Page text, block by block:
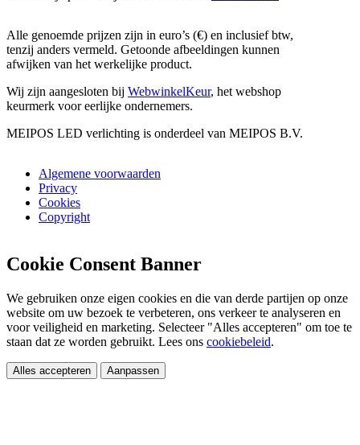
Alle genoemde prijzen zijn in euro’s (€) en inclusief btw,
tenzij anders vermeld. Getoonde afbeeldingen kunnen
afwijken van het werkelijke product.
Wij zijn aangesloten bij WebwinkelKeur, het webshop
keurmerk voor eerlijke ondernemers.
MEIPOS LED verlichting is onderdeel van MEIPOS B.V.
Algemene voorwaarden
Privacy
Cookies
Copyright
Cookie Consent Banner
We gebruiken onze eigen cookies en die van derde partijen op onze
website om uw bezoek te verbeteren, ons verkeer te analyseren en
voor veiligheid en marketing. Selecteer "Alles accepteren" om toe te
staan dat ze worden gebruikt. Lees ons cookiebeleid.
Alles accepteren Aanpassen